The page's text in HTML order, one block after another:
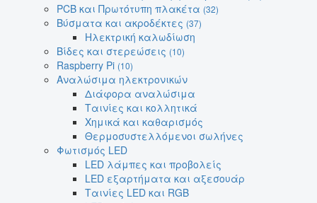
PCB και Πρωτότυπη πλακέτα (32)
Βύσματα και ακροδέκτες (37)
Ηλεκτρική καλωδίωση
Βίδες και στερεώσεις (10)
Raspberry Pi (10)
Αναλώσιμα ηλεκτρονικών
Διάφορα αναλώσιμα
Ταινίες και κολλητικά
Χημικά και καθαρισμός
Θερμοσυστελλόμενοι σωλήνες
Φωτισμός LED
LED λάμπες και προβολείς
LED εξαρτήματα και αξεσουάρ
Ταινίες LED και RGB